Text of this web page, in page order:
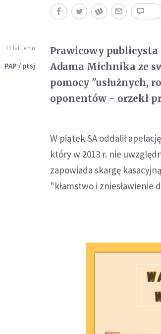
11 lat temu
PAP / ptsj
Prawicowy publicysta
Adama Michnika ze
pomocy "usłużnych,
oponentów - orzekł
W piątek SA oddalił
który w 2013 r. nie
zapowiada skargę
"kłamstwo i zniesławienie